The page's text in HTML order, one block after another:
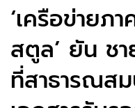
‘เครือข่ายภ
สตูล’ ยัน ช
ที่สาธารณส